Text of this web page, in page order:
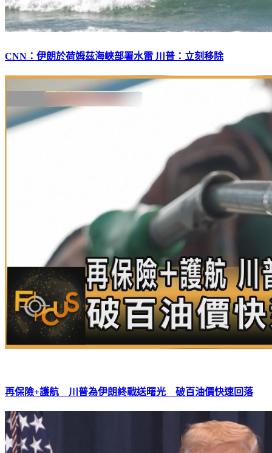
CNN：伊朗於荷姆茲海峽部署水雷 川普：立刻移除
再保險+護航 川普為伊朗終戰送曙光 破百油價快速回落